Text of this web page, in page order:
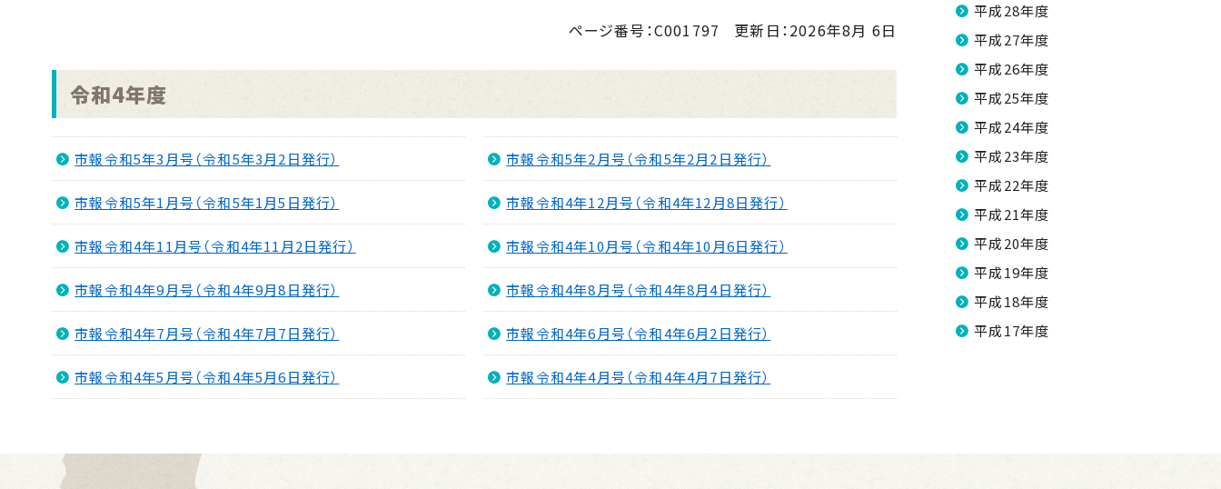
ページ番号：C001797 更新日：2026年8月 6日
令和4年度
市報令和5年3月号（令和5年3月2日発行） 市報令和5年2月号（令和5年2月2日発行）
市報令和5年1月号（令和5年1月5日発行） 市報令和4年12月号（令和4年12月8日発行）
市報令和4年11月号（令和4年11月2日発行） 市報令和4年10月号（令和4年10月6日発行）
市報令和4年9月号（令和4年9月8日発行） 市報令和4年8月号（令和4年8月4日発行）
市報令和4年7月号（令和4年7月7日発行） 市報令和4年6月号（令和4年6月2日発行）
市報令和4年5月号（令和4年5月6日発行） 市報令和4年4月号（令和4年4月7日発行）
平成28年度
平成27年度
平成26年度
平成25年度
平成24年度
平成23年度
平成22年度
平成21年度
平成20年度
平成19年度
平成18年度
平成17年度